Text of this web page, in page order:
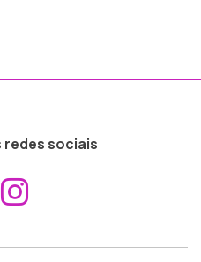
redes sociais
Aceder ao